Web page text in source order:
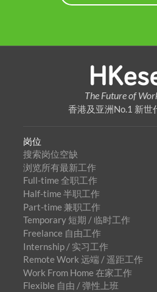
The Future of
香港及亚洲No.1 新世
岗位
搜索岗位空缺
浏览所有最新工作
Full-time 全职工作
Half-time 半职工作
Part-time 兼职工作
Temporary 短期 / 临时工作
Freelance 自由工作
Internship / 实习工作
Remote Work 远端 / 遥距工作
Work From Home 在家工作
Flexible 自由 / 弹性上班